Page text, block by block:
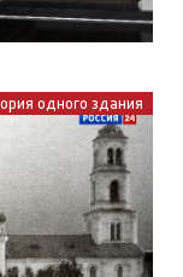
одного здания